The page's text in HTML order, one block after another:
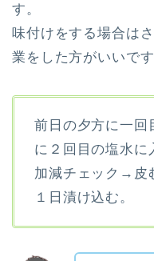
す。
味付けをする場合は
業をした方がいいです
前日の夕方に一
に２回目の塩水
加減チェック→皮
１日漬け込む。